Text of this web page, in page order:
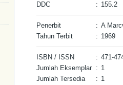
DDC
: 155.2
Penerbit : A
Tahun Terbit
: 1969
ISBN / ISSN : 471-
Jumlah Eksemplar : 1
Jumlah Tersedia
: 1